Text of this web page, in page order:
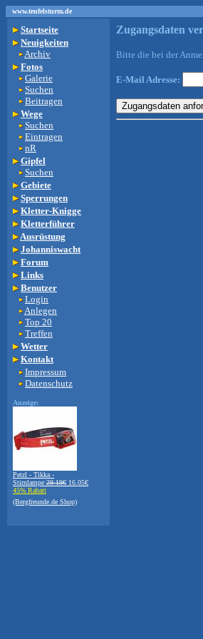
www.teufelsturm.de
Startseite
Neuigkeiten
Archiv
Fotos
Galerie
Suchen
Beitragen
Wege
Suchen
Eintragen
nR
Gipfel
Suchen
Gebiete
Sperrungen
Kletter-Knigge
Kletterführer
Ausrüstung
Johanniswacht
Forum
Links
Benutzer
Login
Anlegen
Top 20
Treffen
Wetter
Kontakt
Impressum
Datenschutz
Anzeige:
Petzl - Tikka -
Stirnlampe 29.19€ 16.05€
45% Rabatt
(Bergfreunde.de Shop)
Zugangsdaten
Bitte die bei der
E-Mail Adresse: